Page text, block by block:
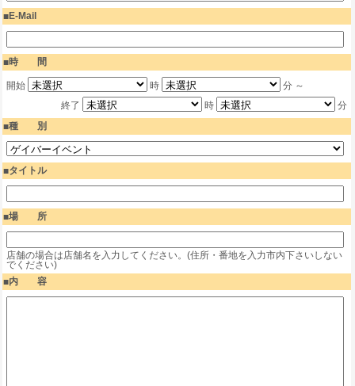
E-Mail
時 間
開始 時
分 ～
終了
時
分
種 別
タイトル
場 所
店舗の場合は店舗名を入力してください。(住所・番地を入力市内下さいしない
でください)
内 容